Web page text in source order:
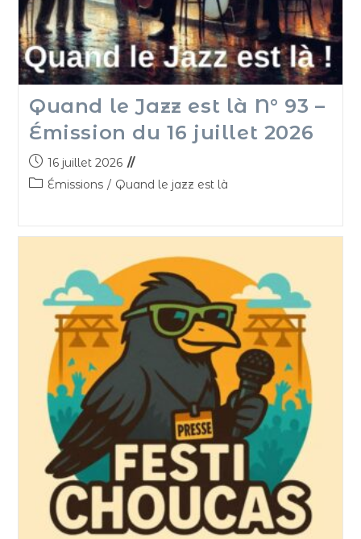
Quand le Jazz est là N° 93 –
Émission du 16 juillet 2026
16 juillet 2026
Émissions / Quand le jazz est là